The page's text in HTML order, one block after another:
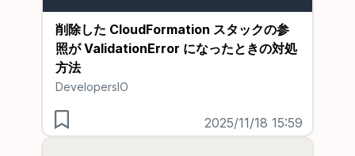
削除した CloudFormation スタックの参
照が ValidationError になったときの対処
方法
DevelopersIO
2025/11/18 15:59